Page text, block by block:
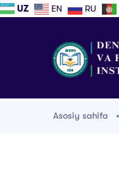
UZ EN RU
Asosiy sahifa